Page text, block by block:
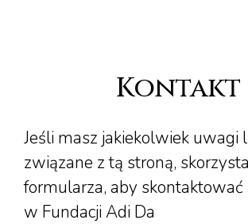
Kontakt
Jeśli masz jakiekolwiek uwagi
związane z tą stroną,
formularza, aby skontaktować
w Fundacji Adi Da